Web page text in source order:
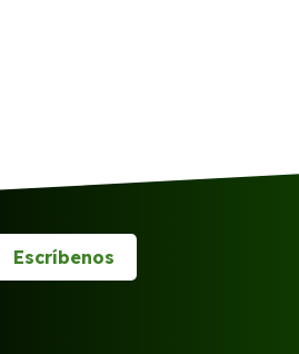
Escríbenos